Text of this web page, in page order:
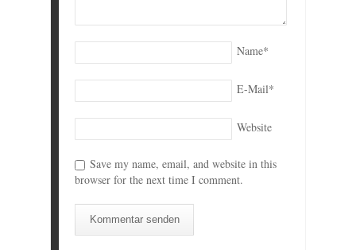
Name*
E-Mail*
Website
Save my name, email, and website in this
browser for the next time I comment.